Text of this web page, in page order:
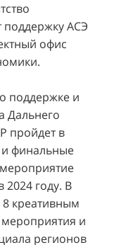
поддержку АСЭ
офис
поддержке и
Дальнего
пройдет в
и финальные
году. В
8 креативным
и
регионов